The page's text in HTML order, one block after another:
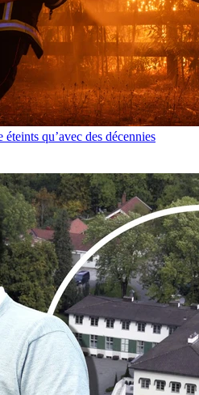
qu’avec des décennies